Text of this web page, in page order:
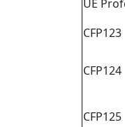
UE
CFP123
CFP124
CFP125